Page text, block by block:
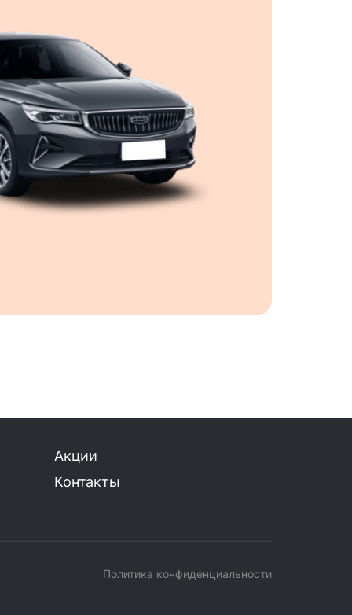
Акции
Контакты
Политика конфиденциальности